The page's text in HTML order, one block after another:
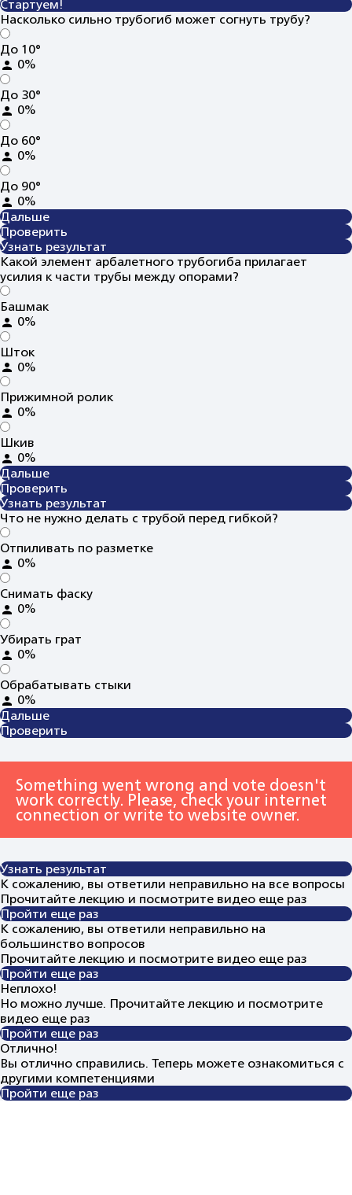
Насколько сильно трубогиб может согнуть трубу?
До 10°
0%
До 30°
0%
До 60°
0%
До 90°
0%
Дальше
Проверить
Узнать результат
Какой элемент арбалетного трубогиба прилагает
усилия к части трубы между опорами?
Башмак
0%
Шток
0%
Прижимной ролик
0%
Шкив
0%
Дальше
Проверить
Узнать результат
Что не нужно делать с трубой перед гибкой?
Отпиливать по разметке
0%
Снимать фаску
0%
Убирать грат
0%
Обрабатывать стыки
0%
Дальше
Проверить
Something went wrong and vote doesn't
work correctly. Please, check your internet
connection or write to website owner.
Узнать результат
К сожалению, вы ответили неправильно на все вопросы
Прочитайте лекцию и посмотрите видео еще раз
Пройти еще раз
К сожалению, вы ответили неправильно на
большинство вопросов
Прочитайте лекцию и посмотрите видео еще раз
Пройти еще раз
Неплохо!
Но можно лучше. Прочитайте лекцию и посмотрите
видео еще раз
Пройти еще раз
Отлично!
Вы отлично справились. Теперь можете ознакомиться с
другими компетенциями
Пройти еще раз